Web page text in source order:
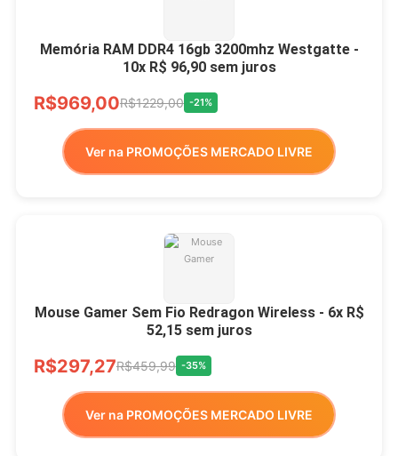
Memória RAM DDR4 16gb 3200mhz Westgatte -
10x R$ 96,90 sem juros
R$969,00R$1229,00 -21%
Ver na PROMOÇÕES MERCADO LIVRE
Mouse Gamer Sem Fio Redragon Wireless - 6x R$
52,15 sem juros
R$297,27R$459,99 -35%
Ver na PROMOÇÕES MERCADO LIVRE